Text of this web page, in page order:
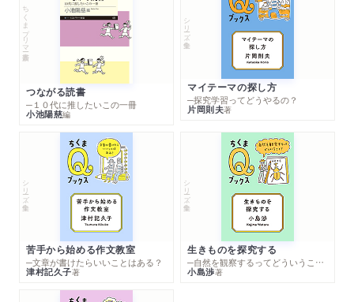
ちくまプリマー新書
つながる読書
─１０代に推したいこの一冊
小池陽慈編
シリーズ・全集
マイテーマの探し方
─探究学習ってどうやるの？
片岡則夫著
シリーズ・全集
苦手から始める作文教室
─文章が書けたらいいことはある？
津村記久子著
シリーズ・全集
生きものを探究する
─自然を観察するってどういうこと？
小島渉著